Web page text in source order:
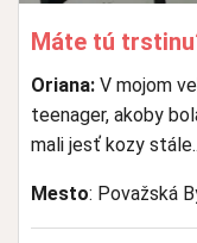
Máte tú
Oriana: V mojom
teenager, akoby
mali jesť kozy
Mesto: Považská